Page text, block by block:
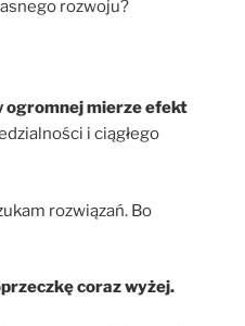
rozwoju?
ogromnej mierze efekt
i ciągłego
rozwiązań. Bo
coraz wyżej.